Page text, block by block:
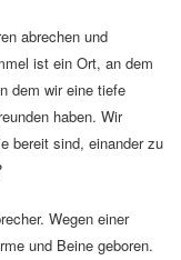
abrechen und
ist ein Ort, an dem
dem wir eine tiefe
haben. Wir
bereit sind, einander zu
Wegen einer
und Beine geboren.